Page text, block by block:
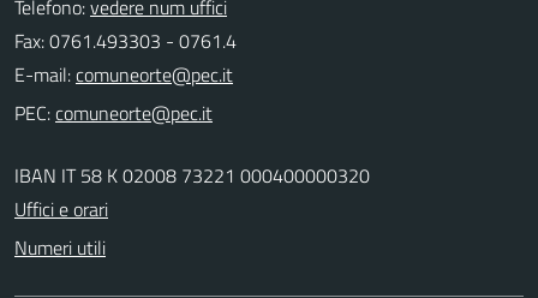
Telefono:vedere num uffici
Fax: 0761.493303 - 0761.4
E-mail:
PEC:
IBAN IT 58 K 02008 73221 000400000320
Uffici e orari
Numeri utili